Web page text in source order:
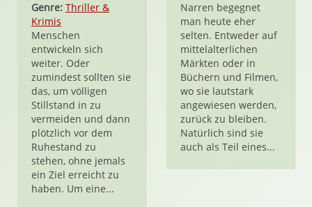
Genre: Thriller &
Krimis
Menschen
entwickeln sich
weiter. Oder
zumindest sollten sie
das, um völligen
Stillstand in zu
vermeiden und dann
plötzlich vor dem
Ruhestand zu
stehen, ohne jemals
ein Ziel erreicht zu
haben. Um eine...
Narren begegnet
man heute eher
selten. Entweder auf
mittelalterlichen
Märkten oder in
Büchern und Filmen,
wo sie lautstark
angewiesen werden,
zurück zu bleiben.
Natürlich sind sie
auch als Teil eines...